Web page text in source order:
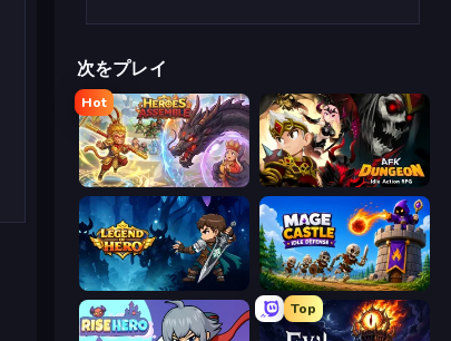
次をプレイ
Hot
Heroes Assemble AFK Dungeon: Idle Action RPG
Legend of Hero Mage Castle Idle Defense
Top